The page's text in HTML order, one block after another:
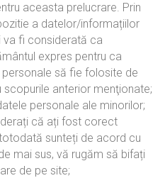
aceasta prelucrare. Prin
a datelor/informațiilor
va fi considerată ca
expres pentru ca
să fie folosite de
scopurile anterior menţionate;
personale ale minorilor;
că ați fost corect
sunteți de acord cu
mai sus, vă rugăm să bifați
de pe site;